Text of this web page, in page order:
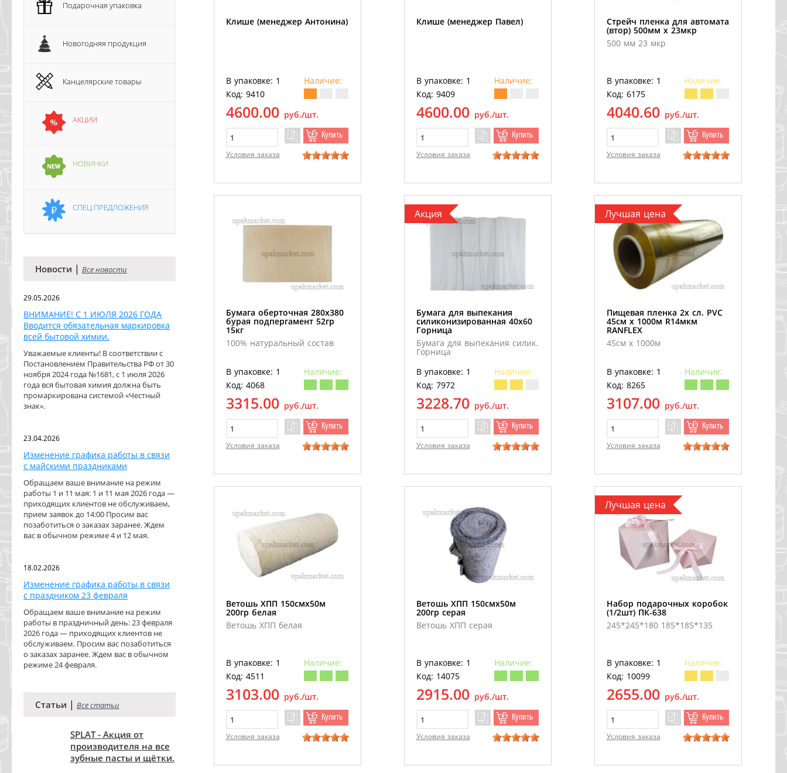
Подарочная упаковка
Новогодняя продукция
Канцелярские товары
АКЦИИ
НОВИНКИ
СПЕЦ ПРЕДЛОЖЕНИЯ
Новости | Все новости
29.05.2026
ВНИМАНИЕ! С 1 ИЮЛЯ 2026 ГОДА
Вводится обязательная маркировка
всей бытовой химии.
Уважаемые клиенты! В соответствии с
Постановлением Правительства РФ от 30
ноября 2024 года №1681, с 1 июля 2026
года вся бытовая химия должна быть
промаркирована системой «Честный
знак».
23.04.2026
Изменение графика работы в связи
с майскими праздниками
Обращаем ваше внимание на режим
работы 1 и 11 мая: 1 и 11 мая 2026 года —
приходящих клиентов не обслуживаем,
прием заявок до 14:00 Просим вас
позаботиться о заказах заранее. Ждем
вас в обычном режиме 4 и 12 мая.
18.02.2026
Изменение графика работы в связи
с праздником 23 февраля
Обращаем ваше внимание на режим
работы в праздничный день: 23 февраля
2026 года — приходящих клиентов не
обслуживаем. Просим вас позаботиться
о заказах заранее. Ждем вас в обычном
режиме 24 февраля.
Статьи | Все статьи
SPLAT - Акция от
производителя на все
зубные пасты и щётки.
Клише (менеджер Антонина)
В упаковке: 1
Наличие:
Код: 9410
4600.00 руб./шт.
Купить
Условия заказа
Клише (менеджер Павел)
В упаковке: 1
Наличие:
Код: 9409
4600.00 руб./шт.
Купить
Условия заказа
Стрейч пленка для автомата
(втор) 500мм х 23мкр
500 мм 23 мкр
В упаковке: 1
Наличие:
Код: 6175
4040.60 руб./шт.
Купить
Условия заказа
Бумага оберточная 280х380
бурая подпергамент 52гр
15кг
100% натуральный состав
В упаковке: 1
Наличие:
Код: 4068
3315.00 руб./шт.
Купить
Условия заказа
Акция
Бумага для выпекания
силиконизированная 40х60
Горница
Бумага для выпекания силик.
Горница
В упаковке: 1
Наличие:
Код: 7972
3228.70 руб./шт.
Купить
Условия заказа
Лучшая цена
Пищевая пленка 2х сл. PVC
45см х 1000м R14мкм
RANFLEХ
45см х 1000м
В упаковке: 1
Наличие:
Код: 8265
3107.00 руб./шт.
Купить
Условия заказа
Ветошь ХПП 150смх50м
200гр белая
Ветошь ХПП белая
В упаковке: 1
Наличие:
Код: 4511
3103.00 руб./шт.
Купить
Условия заказа
Ветошь ХПП 150смх50м
200гр серая
Ветошь ХПП серая
В упаковке: 1
Наличие:
Код: 14075
2915.00 руб./шт.
Купить
Условия заказа
Лучшая цена
Набор подарочных коробок
(1/2шт) ПК-638
245*245*180 185*185*135
В упаковке: 1
Наличие:
Код: 10099
2655.00 руб./шт.
Купить
Условия заказа